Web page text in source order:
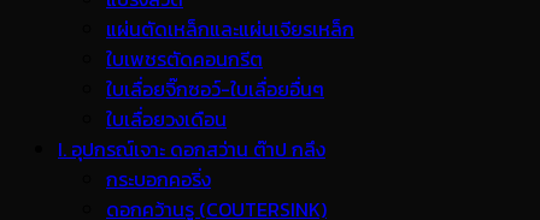
แผ่นตัดเหล็กและแผ่นเจียรเหล็ก
ใบเพชรตัดคอนกรีต
ใบเลื่อยจิ๊กซอว์-ใบเลื่อยอื่นๆ
ใบเลื่อยวงเดือน
I. อุปกรณ์เจาะ ดอกสว่าน ต๊าป กลึง
กระบอกคอริ่ง
ดอกคว้านรู (COUTERSINK)